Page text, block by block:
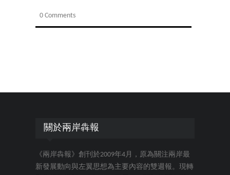
0 Comments
關於兩岸犇報
《兩岸犇報》創刊於2009年4月，原為關注兩岸最
新發展動向與左翼思想為主要內容的雙週報。現轉